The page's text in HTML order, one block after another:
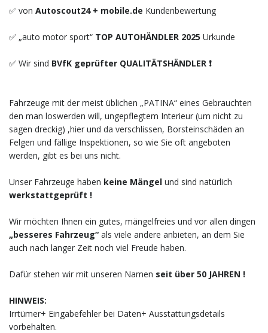
✅ von Autoscout24 + mobile.de Kundenbewertung
✅ „auto motor sport“ TOP AUTOHÄNDLER 2025 Urkunde
✅ Wir sind BVfK geprüfter QUALITÄTSHÄNDLER ❗️
Fahrzeuge mit der meist üblichen „PATINA“ eines Gebrauchten
den man loswerden will, ungepflegtem Interieur (um nicht zu
sagen dreckig) ,hier und da verschlissen, Borsteinschäden an
Felgen und fällige Inspektionen, so wie Sie oft angeboten
werden, gibt es bei uns nicht.
Unser Fahrzeuge haben keine Mängel und sind natürlich
werkstattgeprüft !
Wir möchten Ihnen ein gutes, mängelfreies und vor allen dingen
„besseres Fahrzeug“ als viele andere anbieten, an dem Sie
auch nach langer Zeit noch viel Freude haben.
Dafür stehen wir mit unseren Namen seit über 50 JAHREN !
HINWEIS:
Irrtümer+ Eingabefehler bei Daten+ Ausstattungsdetails
vorbehalten.